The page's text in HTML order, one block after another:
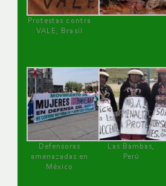
Protestas contra
VALE, Brasil
Defensoras
amenazadas en
México
Las Bambas,
Perú